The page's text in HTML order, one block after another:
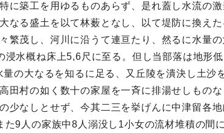
に築工を用ゆるものあらず、是れ蓋し水流の
なる盛土を以て林薮となし、以て堤防に換えた
繁茂し、河川に沿うて連亘たり、然るに水量
水概ね床上5,6尺に至る。但し当部落は地形
の大なるを知るに足る、又丘陵を潰決し土沙
田村の如く数十の家屋を一斉に排湯せしもの
少なしとせず、今其二三を挙げんに中津留各
9人の家族中8人溺没し1小女の流材堆積の間